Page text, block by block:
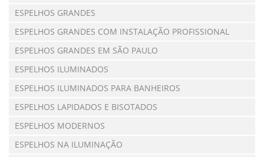
ESPELHOS GRANDES
ESPELHOS GRANDES COM INSTALAÇÃO PROFISSIONAL
ESPELHOS GRANDES EM SÃO PAULO
ESPELHOS ILUMINADOS
ESPELHOS ILUMINADOS PARA BANHEIROS
ESPELHOS LAPIDADOS E BISOTADOS
ESPELHOS MODERNOS
ESPELHOS NA ILUMINAÇÃO